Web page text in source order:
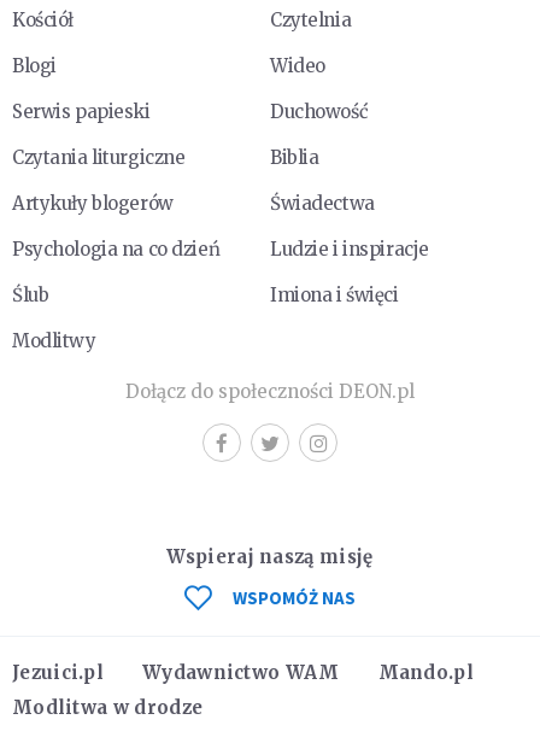
Kościół
Czytelnia
Blogi
Wideo
Serwis papieski
Duchowość
Czytania liturgiczne
Biblia
Artykuły blogerów
Świadectwa
Psychologia na co dzień
Ludzie i inspiracje
Ślub
Imiona i święci
Modlitwy
Dołącz do społeczności DEON.pl
Jezuici.pl Wydawnictwo WAM
Mando.pl
Modlitwa w drodze
Wspieraj naszą misję
WSPOMÓŻ NAS